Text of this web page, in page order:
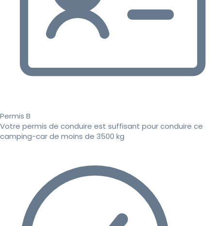
Permis B
Votre permis de conduire est suffisant pour conduire ce
camping-car de moins de 3500 kg